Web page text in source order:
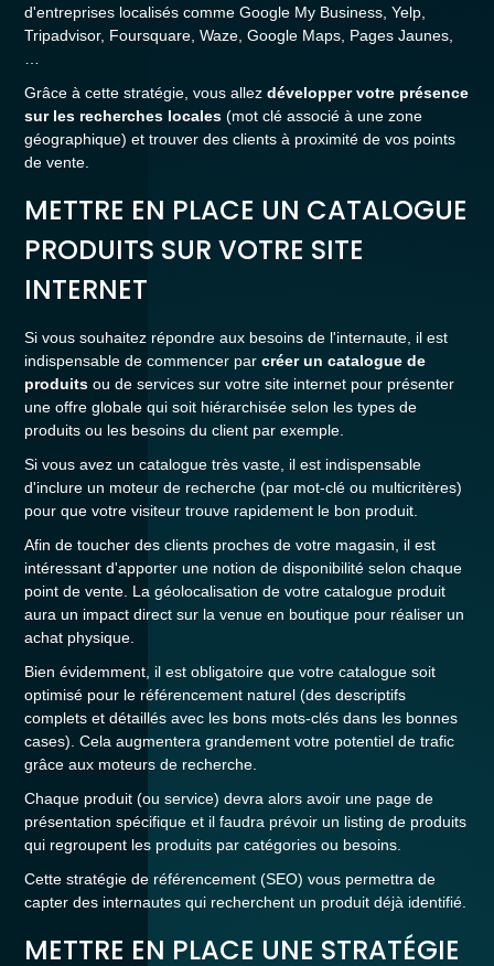
d'entreprises localisés comme Google My Business, Yelp,
Tripadvisor, Foursquare, Waze, Google Maps, Pages Jaunes,
Grâce à cette stratégie, vous allezdévelopper votre présence
sur les recherches locales(mot clé associé à une zone
géographique) et trouver des clients à proximité de vos points
de vente.
METTRE EN PLACE UN CATALOGUE
PRODUITS SUR VOTRE SITE
INTERNET
Si vous souhaitez répondre aux besoins de l'internaute, il est
indispensable de commencer parcréer un catalogue de
produits ou de services sur votre site internet pour présenter
une offre globale qui soit hiérarchisée selon les types de
produits ou les besoins du client par exemple.
Si vous avez un catalogue très vaste, il est indispensable
d'inclure un moteur de recherche (par mot-clé ou multicritères)
pour que votre visiteur trouve rapidement le bon produit.
Afin de toucher des clients proches de votre magasin, il est
intéressant d'apporter une notion de disponibilité selon chaque
point de vente. La géolocalisation de votre catalogue produit
aura un impact direct sur la venue en boutique pour réaliser un
achat physique.
Bien évidemment, il est obligatoire que votre catalogue soit
optimisé pour le référencement naturel (des descriptifs
complets et détaillés avec les bons mots-clés dans les bonnes
cases). Cela augmentera grandement votre potentiel de trafic
grâce aux moteurs de recherche.
Chaque produit (ou service) devra alors avoir une page de
présentation spécifique et il faudra prévoir un listing de produits
qui regroupent les produits par catégories ou besoins.
Cette stratégie de référencement (SEO) vous permettra de
capter des internautes qui recherchent un produit déjà identifié.
METTRE EN PLACE UNE STRATÉGIE